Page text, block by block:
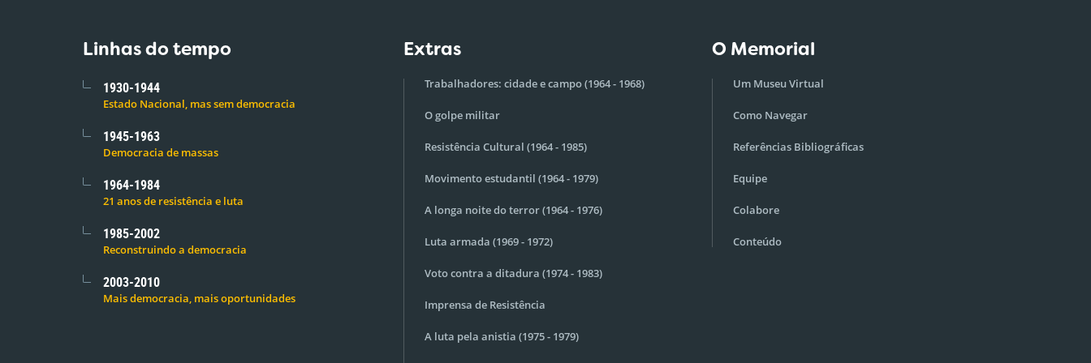
Linhas do tempo
1930-1944
Estado Nacional, mas sem democracia
1945-1963
Democracia de massas
1964-1984
21 anos de resistência e luta
1985-2002
Reconstruindo a democracia
2003-2010
Mais democracia, mais oportunidades
Extras
Trabalhadores: cidade e campo (1964 - 1968)
O golpe militar
Resistência Cultural (1964 - 1985)
Movimento estudantil (1964 - 1979)
A longa noite do terror (1964 - 1976)
Luta armada (1969 - 1972)
Voto contra a ditadura (1974 - 1983)
Imprensa de Resistência
A luta pela anistia (1975 - 1979)
O Memorial
Um Museu Virtual
Como Navegar
Referências Bibliográficas
Equipe
Colabore
Conteúdo